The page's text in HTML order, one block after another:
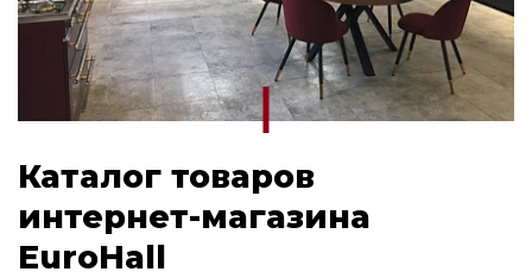
Каталог товаров
интернет-магазина
EuroHall